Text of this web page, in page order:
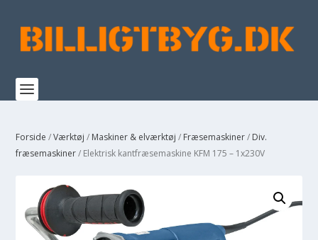
Forside /Værktøj / Maskiner & elværktøj / Fræsemaskiner/ Div.
fræsemaskiner/ Elektrisk kantfræsemaskine KFM 175 – 1x230V